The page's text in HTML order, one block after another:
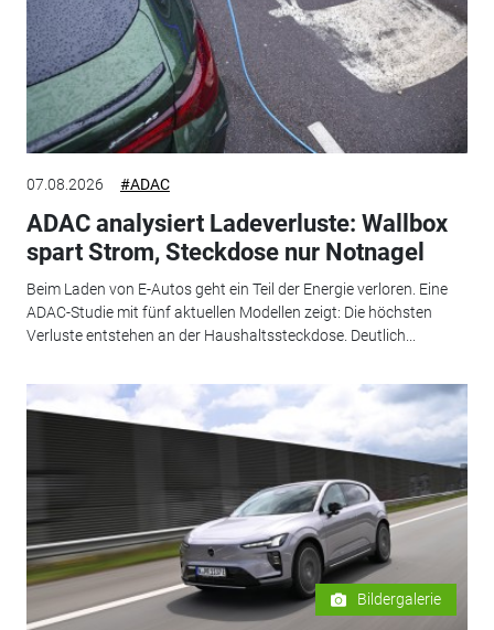
07.08.2026 #ADAC
ADAC analysiert Ladeverluste: Wallbox
spart Strom, Steckdose nur Notnagel
Beim Laden von E-Autos geht ein Teil der Energie verloren. Eine
ADAC-Studie mit fünf aktuellen Modellen zeigt: Die höchsten
Verluste entstehen an der Haushaltssteckdose. Deutlich...
Bildergalerie